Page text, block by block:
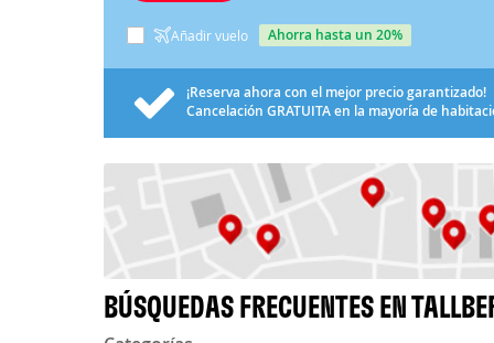
Añadir vuelo ahorra hasta un 20%
¡Reserva ahora con el mejor precio garantizado!
Cancelación GRATUITAen la mayoría de
BÚSQUEDAS FRECUENTES EN